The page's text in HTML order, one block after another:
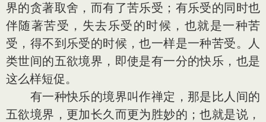
界的贪著取舍，而有了苦乐受；有乐受的同时也
伴随著苦受，失去乐受的时候，也就是一种苦
受，得不到乐受的时候，也一样是一种苦受。人
类世间的五欲境界，即使是有一分的快乐，也是
这么样短促。
有一种快乐的境界叫作禅定，那是比人间的
五欲境界，更加长久而更为胜妙的；也就是说，